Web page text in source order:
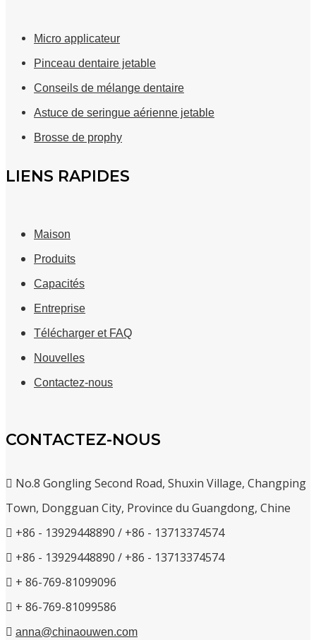
Micro applicateur
Pinceau dentaire jetable
Conseils de mélange dentaire
Astuce de seringue aérienne jetable
Brosse de prophy
LIENS RAPIDES
Maison
Produits
Capacités
Entreprise
Télécharger et FAQ
Nouvelles
Contactez-nous
CONTACTEZ-NOUS
 No.8 Gongling Second Road, Shuxin Village, Changping
Town, Dongguan City, Province du Guangdong, Chine
 +86 - 13929448890 / +86 - 13713374574
 +86 - 13929448890 / +86 - 13713374574
 + 86-769-81099096
 + 86-769-81099586
 anna@chinaouwen.com